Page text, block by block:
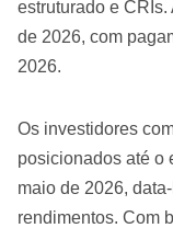
estruturado e CRIs.
de 2026, com
2026.
Os investidores
posicionados até o
maio de 2026,
rendimentos. Com